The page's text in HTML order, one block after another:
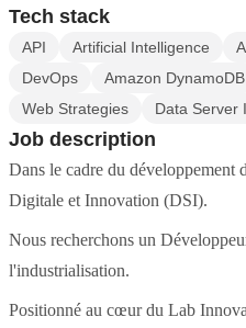
Tech stack
API Artificial Intelligence
DevOps
Amazon DynamoDB
Web Strategies
Data Server
Job description
Dans le cadre du développement
Digitale et Innovation (DSI).
Nous recherchons un
l'industrialisation.
Positionné au cœur du Lab